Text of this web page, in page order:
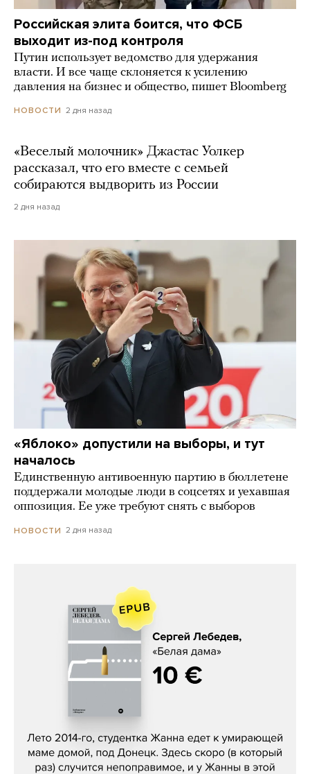
Российская элита боится, что ФСБ
выходит из-под контроля
Путин использует ведомство для удержания
власти. И все чаще склоняется к усилению
давления на бизнес и общество, пишет Bloomberg
НОВОСТИ 2 дня назад
«Веселый молочник» Джастас Уолкер
рассказал, что его вместе с семьей
собираются выдворить из России
2 дня назад
«Яблоко» допустили на выборы, и тут
началось
Единственную антивоенную партию в бюллетене
поддержали молодые люди в соцсетях и уехавшая
оппозиция. Ее уже требуют снять с выборов
НОВОСТИ 2 дня назад
Сергей Лебедев, «Белая дама»